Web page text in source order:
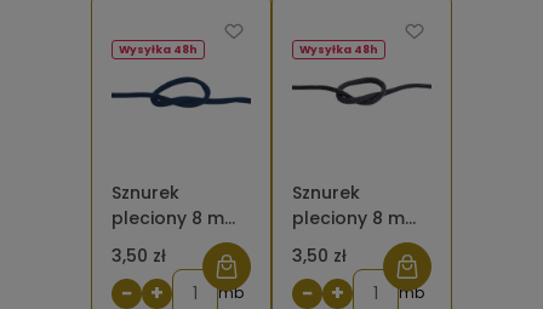
Sznurek
pleciony 8 mm
bawełniany
granatowy
3,50 zł
Wysyłka 48h
− + mb
Sznurek
pleciony 8 mm
bawełniany
grafitowy
3,50 zł
Wysyłka 48h
− + mb